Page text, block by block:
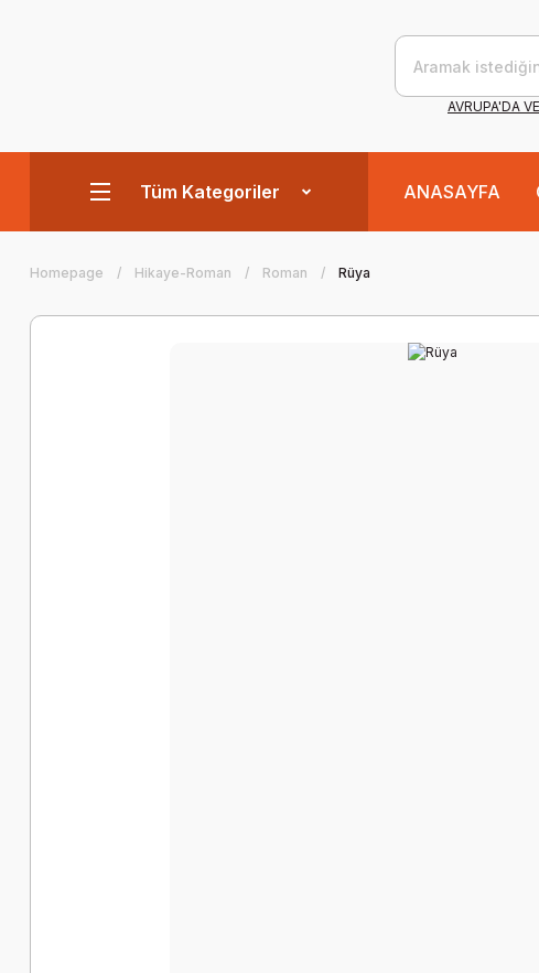
AVRUPA'DA
Tüm Kategoriler ANASAYFA
Homepage Hikaye-Roman Roman Rüya